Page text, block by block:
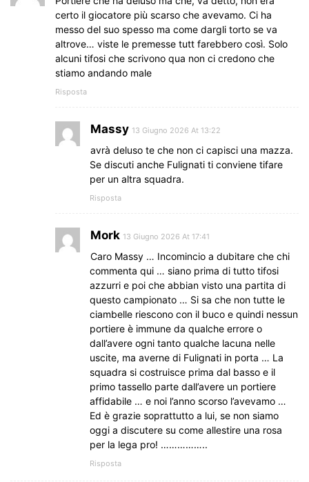
certo il giocatore più scarso che avevamo. Ci ha
messo del suo spesso ma come dargli torto se va
altrove… viste le premesse tutt farebbero così. Solo
alcuni tifosi che scrivono qua non ci credono che
stiamo andando male
Risposta
Massy 13 Giugno 2026 At 13:22
avrà deluso te che non ci capisci una mazza.
Se discuti anche Fulignati ti conviene tifare
per un altra squadra.
Risposta
Mork 13 Giugno 2026 At 17:41
Caro Massy … Incomincio a dubitare che chi
commenta qui … siano prima di tutto tifosi
azzurri e poi che abbian visto una partita di
questo campionato … Si sa che non tutte le
ciambelle riescono con il buco e quindi nessun
portiere è immune da qualche errore o
dall’avere ogni tanto qualche lacuna nelle
uscite, ma averne di Fulignati in porta … La
squadra si costruisce prima dal basso e il
primo tassello parte dall’avere un portiere
affidabile … e noi l’anno scorso l’avevamo …
Ed è grazie soprattutto a lui, se non siamo
oggi a discutere su come allestire una rosa
per la lega pro! ……………..
Risposta